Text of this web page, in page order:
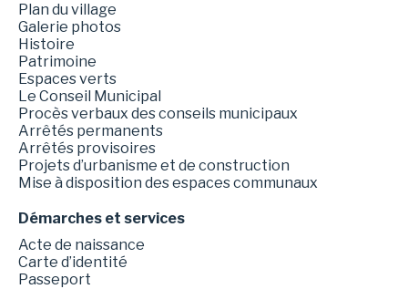
Plan du village
Galerie photos
Histoire
Patrimoine
Espaces verts
Le Conseil Municipal
Procès verbaux des conseils municipaux
Arrêtés permanents
Arrêtés provisoires
Projets d’urbanisme et de construction
Mise à disposition des espaces communaux
Démarches et services
Acte de naissance
Carte d’identité
Passeport